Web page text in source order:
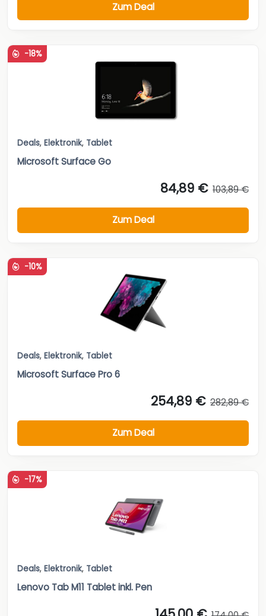
Zum Deal
-18%
Deals, Elektronik, Tablet
Microsoft Surface Go
84,89 € 103,89 €
Zum Deal
-10%
Deals, Elektronik, Tablet
Microsoft Surface Pro 6
254,89 € 282,89 €
Zum Deal
-17%
Deals, Elektronik, Tablet
Lenovo Tab M11 Tablet inkl. Pen